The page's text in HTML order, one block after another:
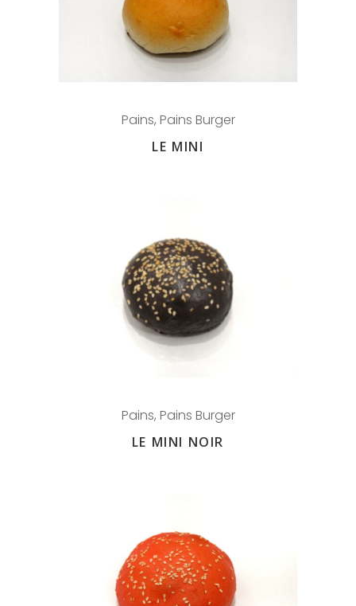
Pains, Pains Burger
LE MINI
Pains, Pains Burger
LE MINI NOIR